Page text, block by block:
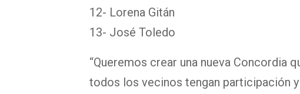
12- Lorena Gitán
13- José Toledo
“Queremos crear una nueva Concordia
todos los vecinos tengan participación